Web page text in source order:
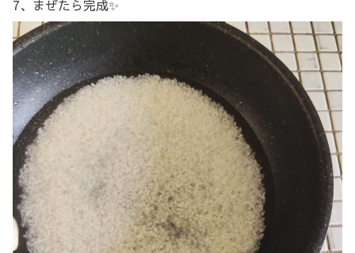
7、まぜたら完成✨️